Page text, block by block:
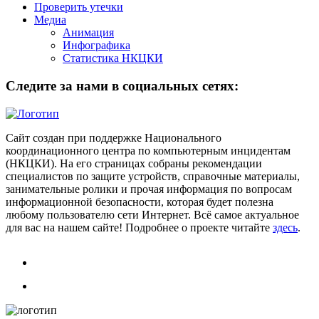
Проверить утечки
Медиа
Анимация
Инфографика
Статистика НКЦКИ
Следите за нами в социальных сетях:
Сайт создан при поддержке Национального
координационного центра по компьютерным инцидентам
(НКЦКИ). На его страницах собраны рекомендации
специалистов по защите устройств, справочные материалы,
занимательные ролики и прочая информация по вопросам
информационной безопасности, которая будет полезна
любому пользователю сети Интернет. Всё самое актуальное
для вас на нашем сайте! Подробнее о проекте читайте здесь.